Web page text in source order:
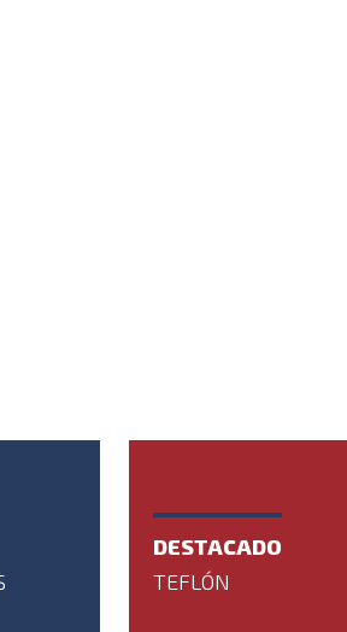
DESTACADO
TEFLÓN